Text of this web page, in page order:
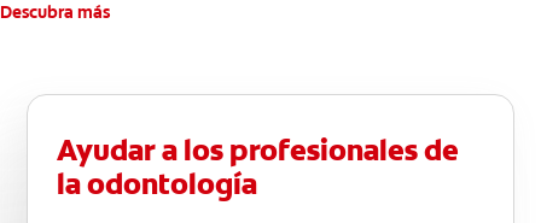
Descubra más
Ayudar a los profesionales de
la odontología